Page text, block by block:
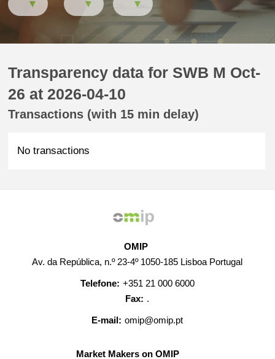
Transparency data for SWB M Oct-
26 at 2026-04-10
Transactions (with 15 min delay)
No transactions
OMIP
Av. da República, n.º 23-4º 1050-185 Lisboa Portugal
Telefone: +351 21 000 6000
Fax: .
E-mail: omip@omip.pt
Market Makers on OMIP